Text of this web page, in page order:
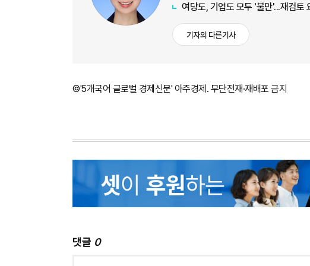
여당도, 기업도 모두 '불만'...재검토
기자의 다른기사
©'5개국어 글로벌 경제신문' 아주경제. 무단전재·재배포 금지
댓글 0